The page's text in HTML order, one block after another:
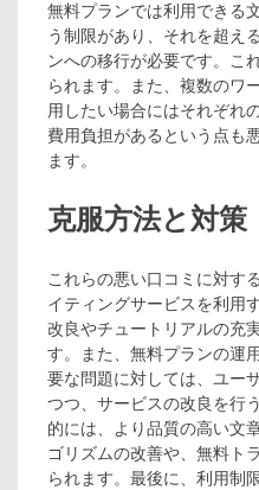
無料プランでは利用できる
う制限があり、それを超え
ンへの移行が必要です。こ
られます。また、複数のワ
用したい場合にはそれぞれ
費用負担があるという点も
ます。
克服方法と対策
これらの悪い口コミに対す
イティングサービスを利用
改良やチュートリアルの充
す。また、無料プランの運
要な問題に対しては、ユー
つつ、サービスの改良を行
的には、より品質の高い文
ゴリズムの改善や、無料ト
られます。最後に、利用制